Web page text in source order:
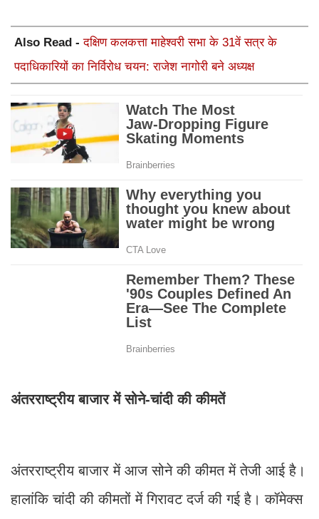
Also Read -दक्षिण कलकत्ता माहेश्वरी सभा के 31वें सत्र के
पदाधिकारियों का निर्विरोध चयन: राजेश नागोरी बने अध्यक्ष
अंतरराष्ट्रीय बाजार में सोने-चांदी की कीमतें
अंतरराष्ट्रीय बाजार में आज सोने की कीमत में तेजी आई है।
हालांकि चांदी की कीमतों में गिरावट दर्ज की गई है। कॉमेक्स